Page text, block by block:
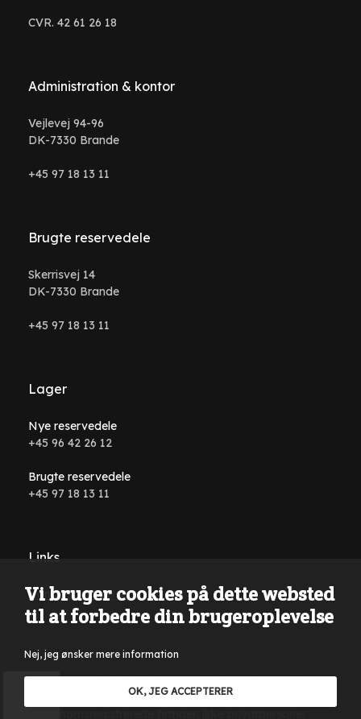
CVR. 42 61 26 18
Administration & kontor
Vejlevej 94-96
DK-7330 Brande
+45 97 18 13 11
Brugte reservedele
Skerrisvej 14
DK-7330 Brande
+45 97 18 13 11
Lager
Nye reservedele
+45 96 42 26 12
Brugte reservedele
+45 97 18 13 11
Links
Handelsbetingelser
Der tages forbehold for tastefejl, formuleringsfejl på
hjemmesiden samt i al annonceringsmateriale. Kun salg til
Vi bruger cookies på dette websted
til at forbedre din brugeroplevelse
Nej, jeg ønsker mere information
OK, JEG ACCEPTERER